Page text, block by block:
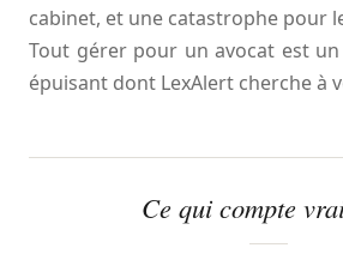
cabinet, et une catastrophe pour
Tout gérer pour un avocat est
épuisant dont LexAlert cherche à
Ce qui compte